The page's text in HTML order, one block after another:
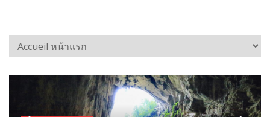
Islande ไอซ์แลนด์